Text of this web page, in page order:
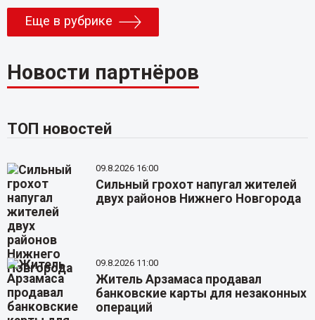
Еще в рубрике
Новости партнёров
ТОП новостей
09.8.2026 16:00
Сильный грохот напугал жителей
двух районов Нижнего Новгорода
09.8.2026 11:00
Житель Арзамаса продавал
банковские карты для незаконных
операций